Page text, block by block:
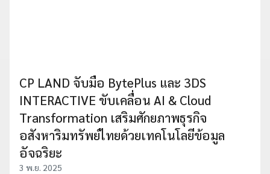
CP LAND จับมือ BytePlus และ 3DS
INTERACTIVE ขับเคลื่อน AI & Cloud
Transformation เสริมศักยภาพธุรกิจ
อสังหาริมทรัพย์ไทยด้วยเทคโนโลยีข้อมูล
อัจฉริยะ
3 พ.ย. 2025